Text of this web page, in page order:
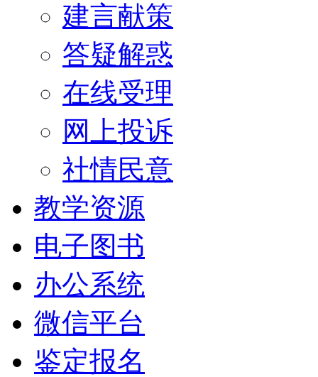
建言献策
答疑解惑
在线受理
网上投诉
社情民意
教学资源
电子图书
办公系统
微信平台
鉴定报名